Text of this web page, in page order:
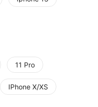
11 Pro
IPhone X/XS